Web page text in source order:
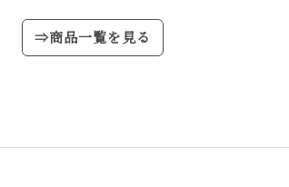
⇒商品一覧を見る